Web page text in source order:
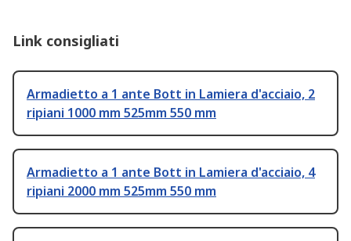
Link consigliati
Armadietto a 1 ante Bott in Lamiera d'acciaio, 2
ripiani 1000 mm 525mm 550 mm
Armadietto a 1 ante Bott in Lamiera d'acciaio, 4
ripiani 2000 mm 525mm 550 mm